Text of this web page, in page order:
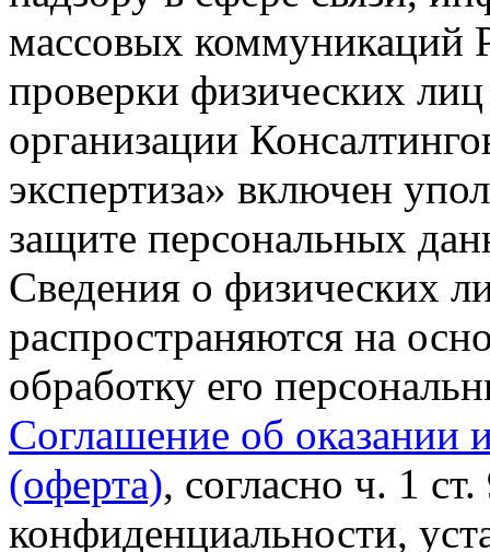
массовых коммуникаций
проверки физических
организации
экспертиза» включен
защите персональных
Сведения о физических
распространяются на
обработку его
Соглашение об оказании
(оферта), согласно ч. 1
конфиденциальности,